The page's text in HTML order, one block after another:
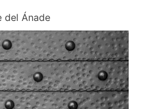
del Ánade